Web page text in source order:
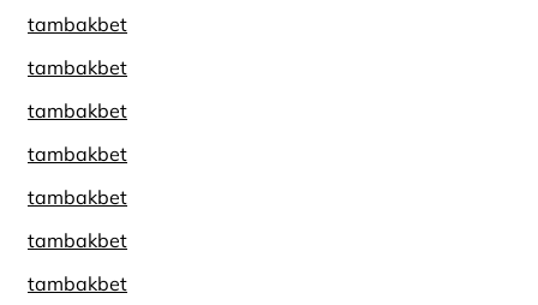
tambakbet
tambakbet
tambakbet
tambakbet
tambakbet
tambakbet
tambakbet